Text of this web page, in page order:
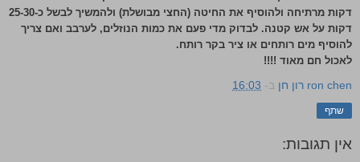
דקות מרתיחה ולהוסיף את החיטה (החצי מבושלת) ולהמשיך לבשל כ-25-30
דקות על אש קטנה. לבדוק מדי פעם את כמות הנוזלים, לערבב ואם צריך
להוסיף מים רותחים או ציר בקר רותח.
לאכול חם מאוד !!!!
ron chen רון חן ב- 16:03
שתף
אין תגובות: